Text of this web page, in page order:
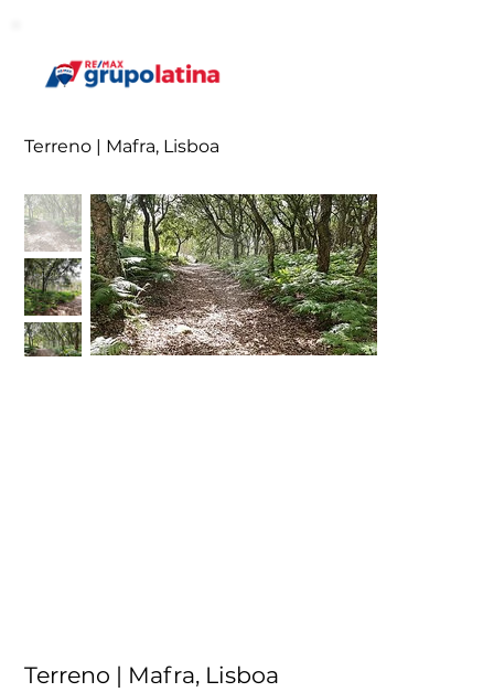
Terreno | Mafra, Lisboa
Terreno | Mafra, Lisboa